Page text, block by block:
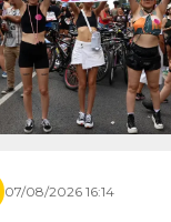
07/08/2026 16:14